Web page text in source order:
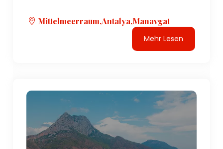
von Outdoor-Aktivitäten, darunter Wassersport,
Reiten und Wandern im nahe gelegenen
- Kemer: Kemer ist eine Küstenstadt zwischen dem
Geschäfte, Restaurants und Bars. Kemer ist auch ein
Tor zu den Naturwundern des Olympos-
Nationalparks und der antiken Stadt Phaselis.
- Olympos und Cirali: Olympos und Cirali liegen in der
Mittelmeerraum,Antalya,Manavgat
Mehr Lesen